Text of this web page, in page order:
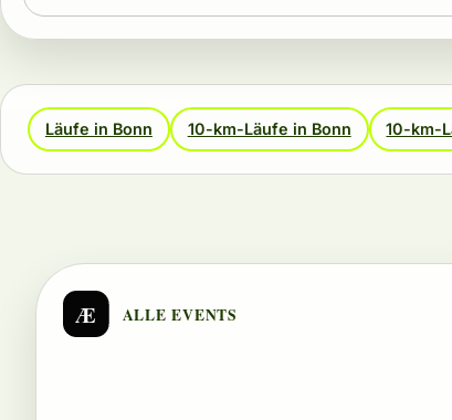
Läufe in Bonn 10-km-Läufe in Bonn 10-km-
Æ ALLE EVENTS